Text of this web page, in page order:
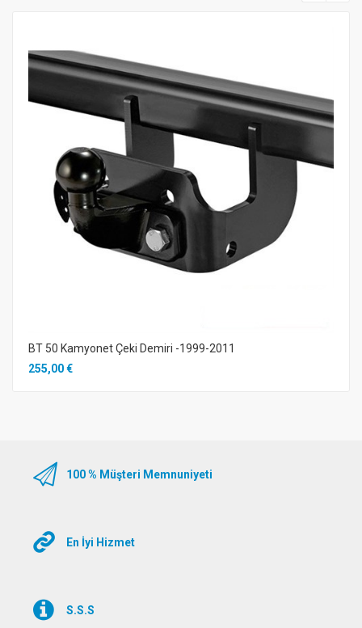
BT 50 Kamyonet Çeki Demiri -1999-2011
255,00 €
100 % Müşteri Memnuniyeti
En İyi Hizmet
S.S.S